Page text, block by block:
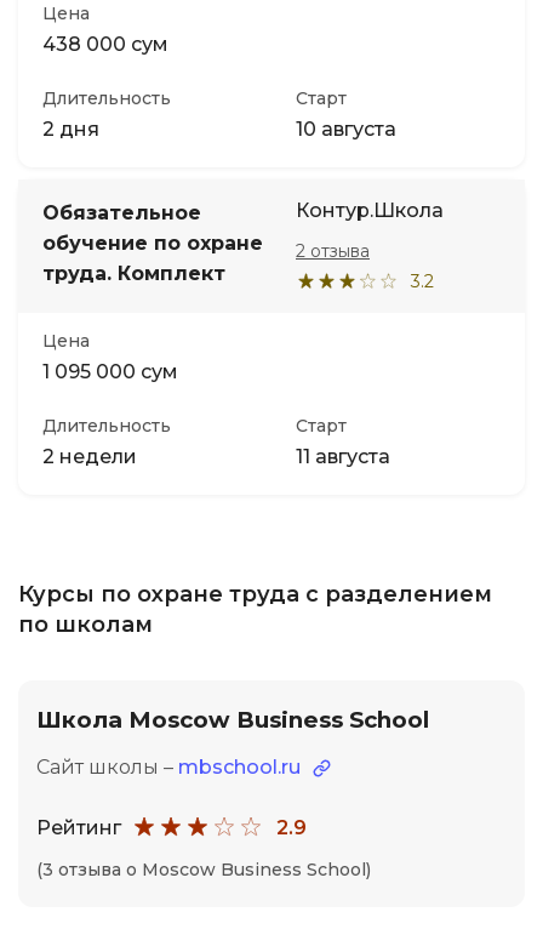
Цена
438 000 сум
Длительность
2 дня
Старт
10 августа
Обязательное
обучение по охране
труда. Комплект
Контур.Школа
3.2
2 отзыва
Цена
1 095 000 сум
Длительность
2 недели
Старт
11 августа
Курсы по охране труда с разделением
по школам
Школа Moscow Business School
Сайт школы – mbschool.ru
Рейтинг 2.9
(3 отзыва о Moscow Business School)